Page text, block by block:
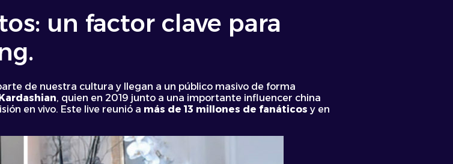
un factor clave para
de nuestra cultura y llegan a un público masivo de forma
, quien en 2019 junto a una importante influencer china
en vivo. Este live reunió a más de 13 millones de fanáticos y en